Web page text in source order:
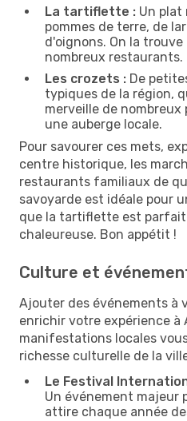
La tartiflette : Un plat
pommes de terre, de
d'oignons. On la
nombreux restaurants.
Les crozets : De
typiques de la région,
merveille de
une auberge locale.
Pour savourer ces mets,
centre historique, les
restaurants familiaux de
savoyarde est idéale pour
que la tartiflette est
chaleureuse. Bon appétit !
Culture et
Ajouter des événements à
enrichir votre expérience
manifestations locales
richesse culturelle de la
Le Festival
Un événement majeur
attire chaque année